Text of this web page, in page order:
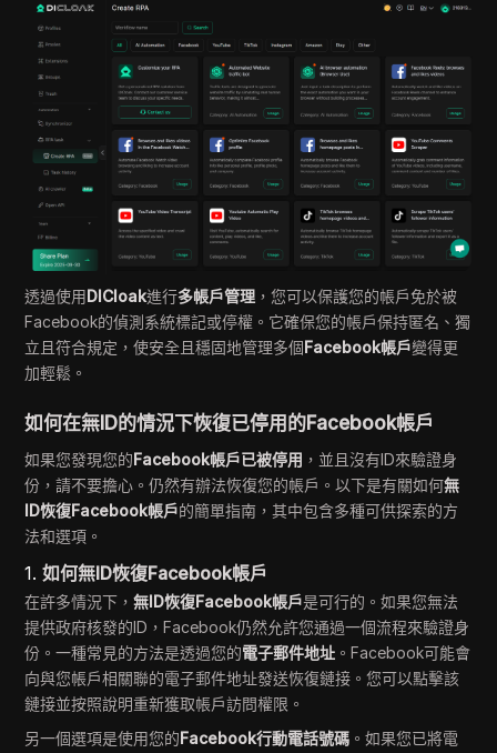
透過使用DICloak進行多帳戶管理 ，您可以保護您的帳戶免於被
Facebook的偵測系統標記或停權。它確保您的帳戶保持匿名、獨
立且符合規定，使安全且穩固地管理多個Facebook帳戶變得更
加輕鬆。
如何在無ID的情況下恢復已停用的Facebook帳戶
如果您發現您的Facebook帳戶已被停用 ，並且沒有ID來驗證身
份，請不要擔心。仍然有辦法恢復您的帳戶。以下是有關如何無
ID恢復Facebook帳戶的簡單指南，其中包含多種可供探索的方
法和選項。
1.如何無ID恢復Facebook帳戶
在許多情況下，無ID恢復Facebook帳戶是可行的。如果您無法
提供政府核發的ID，Facebook仍然允許您通過一個流程來驗證身
份。一種常見的方法是透過您的電子郵件地址 。Facebook可能會
向與您帳戶相關聯的電子郵件地址發送恢復鏈接。您可以點擊該
鏈接並按照說明重新獲取帳戶訪問權限。
另一個選項是使用您的Facebook行動電話號碼 。如果您已將電